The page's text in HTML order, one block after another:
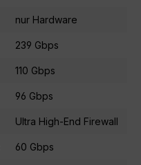
nur Hardware
239 Gbps
110 Gbps
96 Gbps
Ultra High-End Firewall
60 Gbps